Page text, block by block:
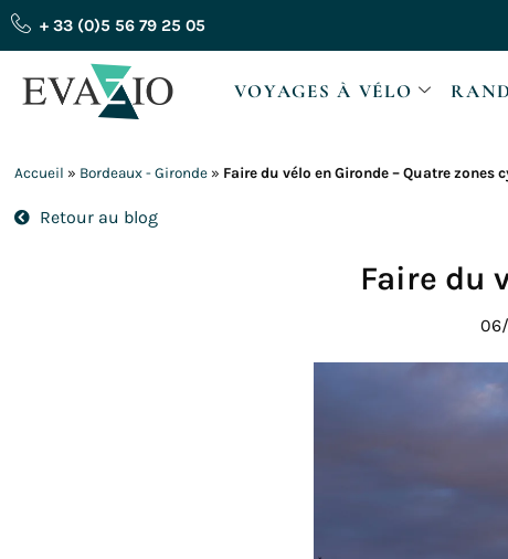
Aller
au
contenu
+ 33 (0)5 56 79 25 05
VOYAGES À VÉLO
Accueil » Bordeaux - Gironde » Faire du vélo en Gironde – Quatre zones
Retour au blog
Faire du